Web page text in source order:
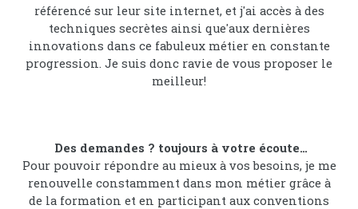
référencé sur leur site internet, et j'ai accès à des
techniques secrètes ainsi que'aux dernières
innovations dans ce fabuleux métier en constante
progression. Je suis donc ravie de vous proposer le
meilleur!
Des demandes ? toujours à votre écoute…
Pour pouvoir répondre au mieux à vos besoins, je me
renouvelle constamment dans mon métier grâce à
de la formation et en participant aux conventions